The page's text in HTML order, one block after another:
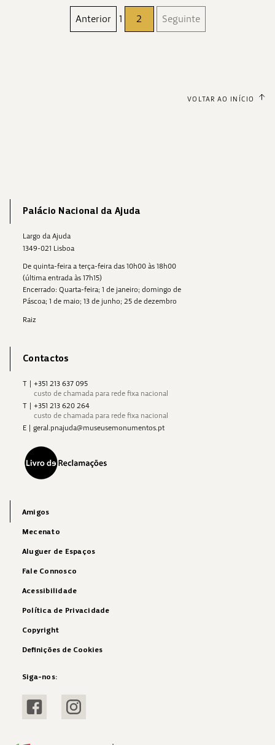
Anterior 1 2 Seguinte
VOLTAR AO INÍCIO
Palácio Nacional da Ajuda
Largo da Ajuda
1349-021 Lisboa
De quinta-feira a terça-feira das 10h00 às 18h00
(última entrada às 17h15)
Encerrado: Quarta-feira; 1 de janeiro; domingo de
Páscoa; 1 de maio; 13 de junho; 25 de dezembro
Raiz
Contactos
T | +351 213 637 095
custo de chamada para rede fixa nacional
T | +351 213 620 264
custo de chamada para rede fixa nacional
E | geral.pnajuda@museusemonumentos.pt
Amigos
Mecenato
Aluguer de Espaços
Fale Connosco
Acessibilidade
Política de Privacidade
Copyright
Definições de Cookies
Siga-nos:
Visitar FacebookVisitar Instagram